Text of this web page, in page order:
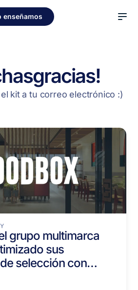
enseñamos
gracias!
kit a tu correo electrónico :)
grupo multimarca
sus
selección con